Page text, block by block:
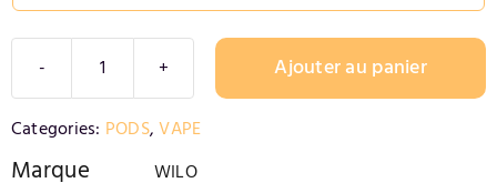
quantité
de
PINA
COLADA
Ajouter au panier
Categories: PODS,VAPE
Marque WILO